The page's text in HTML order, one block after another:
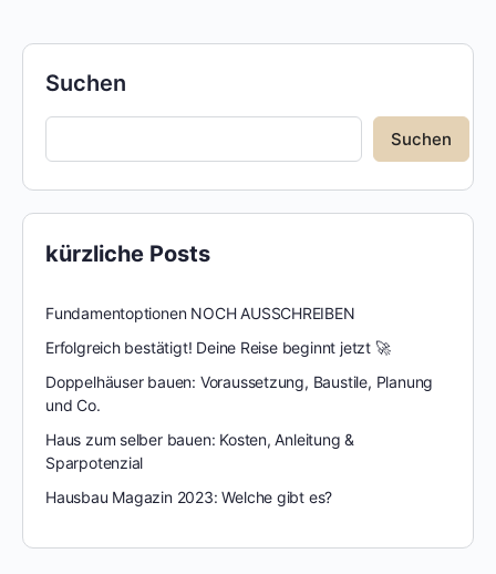
Suchen
Suchen
kürzliche Posts
Fundamentoptionen NOCH AUSSCHREIBEN
Erfolgreich bestätigt! Deine Reise beginnt jetzt 🚀
Doppelhäuser bauen: Voraussetzung, Baustile, Planung
und Co.
Haus zum selber bauen: Kosten, Anleitung &
Sparpotenzial
Hausbau Magazin 2023: Welche gibt es?